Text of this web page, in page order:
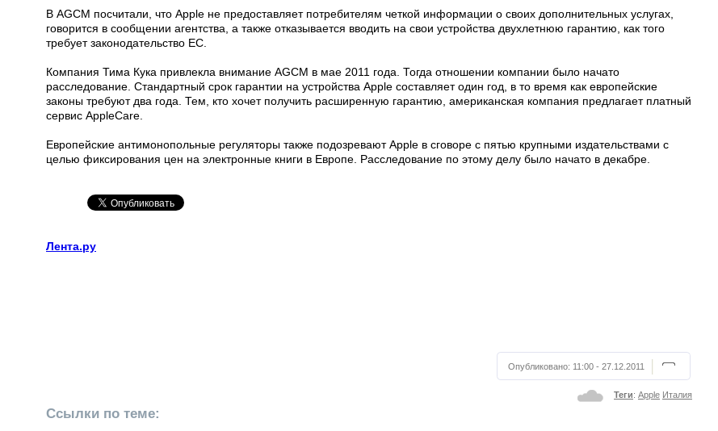
В AGCM посчитали, что Apple не предоставляет потребителям четкой информации о своих дополнительных услугах,
говорится в сообщении агентства, а также отказывается вводить на свои устройства двухлетнюю гарантию, как того
требует законодательство ЕС.
Компания Тима Кука привлекла внимание AGCM в мае 2011 года. Тогда отношении компании было начато
расследование. Стандартный срок гарантии на устройства Apple составляет один год, в то время как европейские
законы требуют два года. Тем, кто хочет получить расширенную гарантию, американская компания предлагает платный
сервис AppleCare.
Европейские антимонопольные регуляторы также подозревают Apple в сговоре с пятью крупными издательствами с
целью фиксирования цен на электронные книги в Европе. Расследование по этому делу было начато в декабре.
Лента.ру
Опубликовано: 11:00 - 27.12.2011
Теги: Apple Италия
Ссылки по теме: